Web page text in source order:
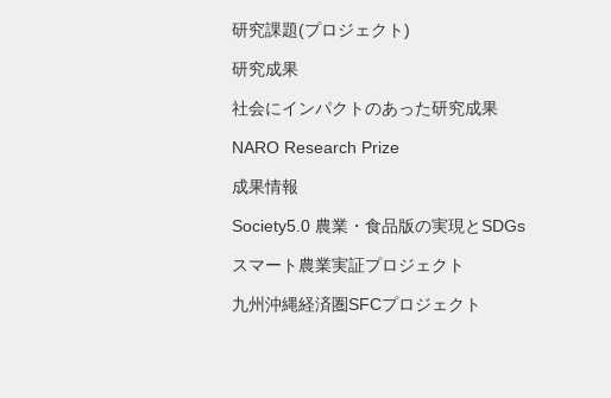
研究課題(プロジェクト)
研究成果
社会にインパクトのあった研究成果
NARO Research Prize
成果情報
Society5.0 農業・食品版の実現とSDGs
スマート農業実証プロジェクト
九州沖縄経済圏SFCプロジェクト